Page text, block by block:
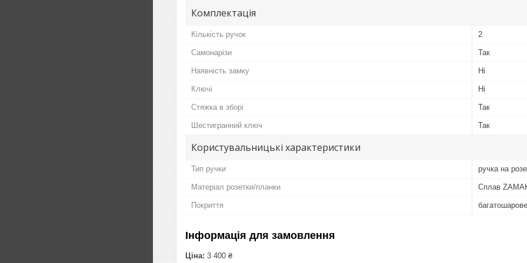
Комплектація
Кількість ручок 2
Самонарізи Так
Наявність замку Ні
Ключі Ні
Стяжка в зборі Так
Шестигранний ключ Так
Користувальницькі характеристики
Тип ручки ручка на
Матеріал розетки/планки Сплав
Покриття
Інформація для замовлення
Ціна: 3 400 ₴